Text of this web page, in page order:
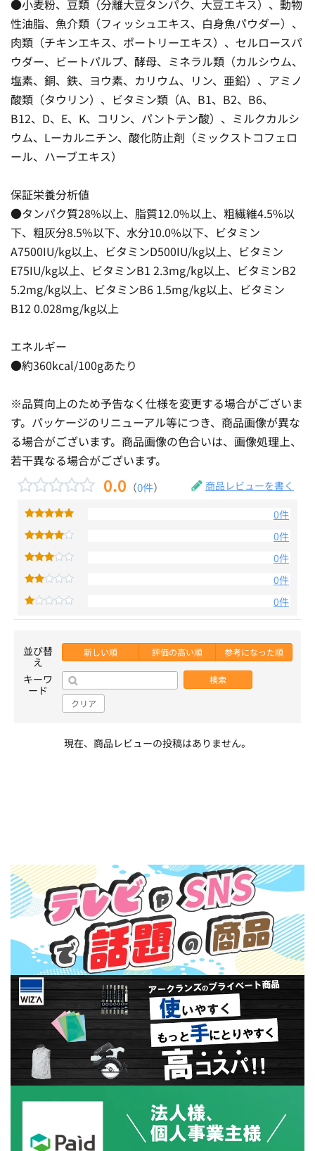
●小麦粉、豆類（分離大豆タンパク、大豆エキス）、動物
性油脂、魚介類（フィッシュエキス、白身魚パウダー）、
肉類（チキンエキス、ポートリーエキス）、セルロースパ
ウダー、ビートパルプ、酵母、ミネラル類（カルシウム、
塩素、銅、鉄、ヨウ素、カリウム、リン、亜鉛）、アミノ
酸類（タウリン）、ビタミン類（A、B1、B2、B6、
B12、D、E、K、コリン、パントテン酸）、ミルクカルシ
ウム、Lーカルニチン、酸化防止剤（ミックストコフェロ
ール、ハーブエキス）
保証栄養分析値
●タンパク質28%以上、脂質12.0%以上、粗繊維4.5%以
下、粗灰分8.5%以下、水分10.0%以下、ビタミン
A7500IU/kg以上、ビタミンD500IU/kg以上、ビタミン
E75IU/kg以上、ビタミンB1 2.3mg/kg以上、ビタミンB2
5.2mg/kg以上、ビタミンB6 1.5mg/kg以上、ビタミン
B12 0.028mg/kg以上
エネルギー
●約360kcal/100gあたり
※品質向上のため予告なく仕様を変更する場合がございま
す。パッケージのリニューアル等につき、商品画像が異な
る場合がございます。商品画像の色合いは、画像処理上、
若干異なる場合がございます。
0.0 （0件） 商品レビューを書く
0件
0件
0件
0件
0件
並び替
え
新しい順 評価の高い順 参考になった順
キーワ
ード
検索
クリア
現在、商品レビューの投稿はありません。